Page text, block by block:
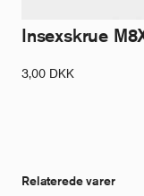
Insexskrue
3,00 DKK
Relaterede varer